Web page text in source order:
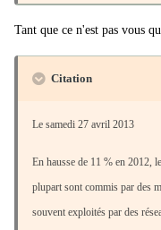
Tant que ce n'est pas vous
Citation
Le samedi 27 avril 2013
En hausse de 11 % en 2012,
plupart sont commis par des
souvent exploités par des